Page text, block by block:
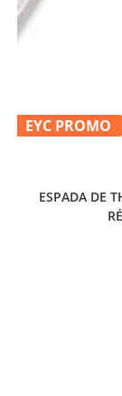
EYC PROMO
ESPADA DE